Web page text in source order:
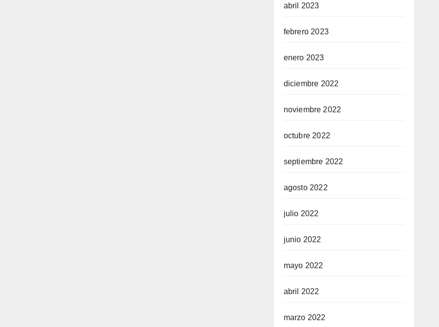
abril 2023
febrero 2023
enero 2023
diciembre 2022
noviembre 2022
octubre 2022
septiembre 2022
agosto 2022
julio 2022
junio 2022
mayo 2022
abril 2022
marzo 2022